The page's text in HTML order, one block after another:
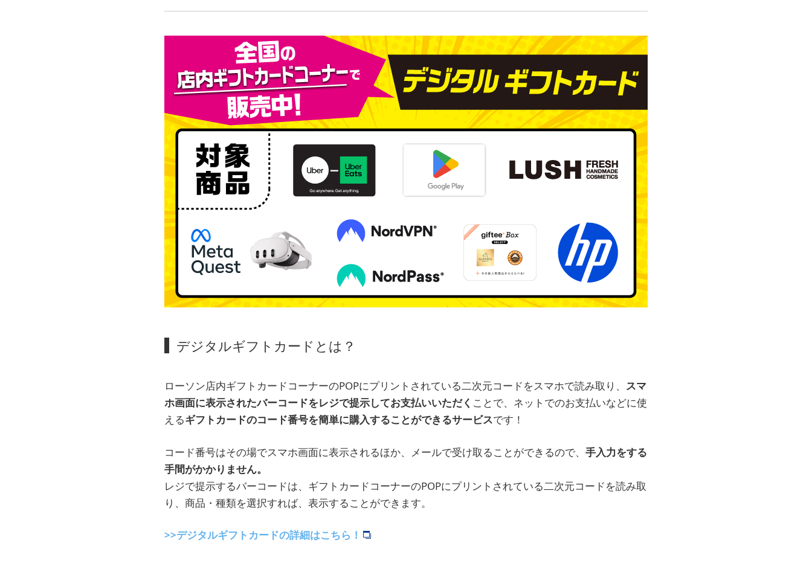
デジタルギフトカードとは？
ローソン店内ギフトカードコーナーのPOPにプリントされている二次元コードをスマホで読み取り、 スマ
ホ画面に表示されたバーコードをレジで提示してお支払いいただく ことで、ネットでのお支払いなどに使
えるギフトカードのコード番号を簡単に購入することができるサービスです！
コード番号はその場でスマホ画面に表示されるほか、メールで受け取ることができるので、 手入力をする
手間がかかりません。
レジで提示するバーコードは、ギフトカードコーナーのPOPにプリントされている二次元コードを読み取
り、商品・種類を選択すれば、表示することができます。
>>デジタルギフトカードの詳細はこちら！